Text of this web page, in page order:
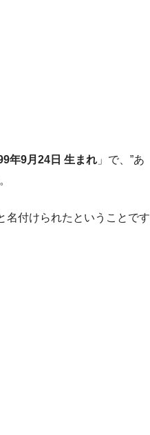
年9月24日 生まれ 」で、”あ
名付けられたということです